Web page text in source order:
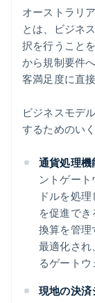
オーストラリ
とは、ビジネ
択を行うこと
から規制要件
客満足度に直
ビジネスモデ
するためのい
通貨処理機
ントゲー
ドルを処
を促進でき
換算を管理
最適化され
るゲートウ
現地の決済